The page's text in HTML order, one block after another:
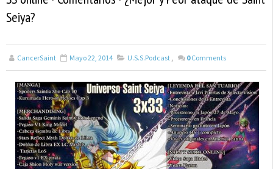
Seiya?
CancerSaint Mayo 22, 2014 U.S.S.Podcast , 0 Comments